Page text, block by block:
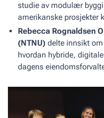
studie av modulær
amerikanske prosjekter
Rebecca Rognaldsen
(NTNU) delte innsikt
hvordan hybride,
dagens